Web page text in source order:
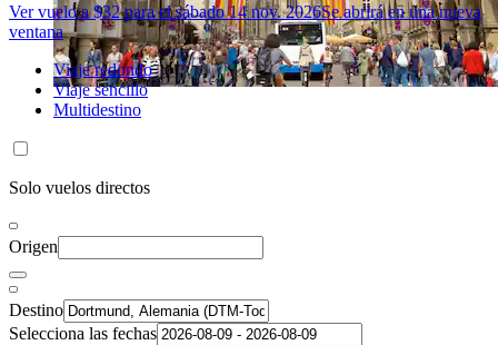
Ver vuelo a $32 para el sábado 14 nov. 2026Se abrirá en una nueva
ventana
Viaje redondo
Viaje sencillo
Multidestino
Solo vuelos directos
Origen
Destino
Selecciona las fechas